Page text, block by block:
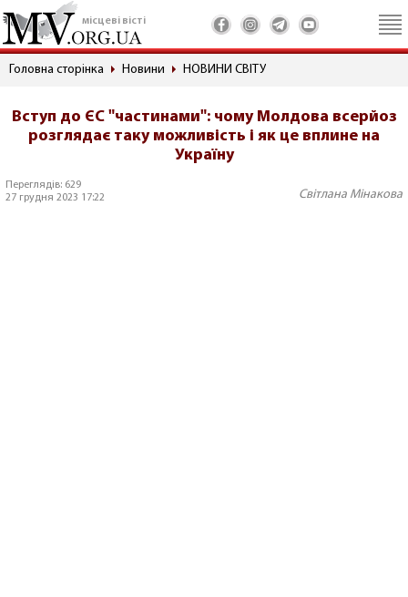
місцеві вісті
Головна сторінка Новини НОВИНИ СВІТУ
Вступ до ЄС "частинами": чому Молдова всерйоз
розглядає таку можливість і як це вплине на
Україну
Переглядів: 629
27 грудня 2023 17:22
Світлана Мінакова